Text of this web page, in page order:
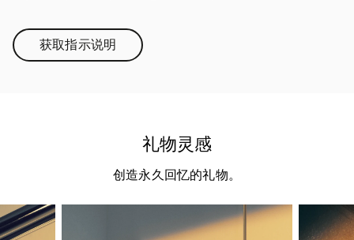
获取指示说明Link Opens in New Tab
礼物灵感
创造永久回忆的礼物。